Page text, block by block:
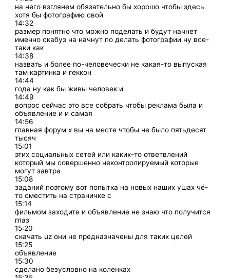
на него взглянем обязательно бы хорошо чтобы здесь
хотя бы фотографию свой
14:32
размер понятно что можно поделать и будут начнет
именно скабуз на начнут по делать фотографии ну все-
таки как
14:38
назвать и более по-человечески не какая-то выпуская
там картинка и геккон
14:44
года ну как бы живы человек и
14:49
вопрос сейчас это все собрать чтобы реклама была и
объявление и и самая
14:56
главная форум х вы на месте чтобы не было пятьдесят
тысяч
15:01
этих социальных сетей или каких-то ответвлений
который мы совершенно неконтролируемый которые
могут завтра
15:08
заданий поэтому вот попытка на новых наших ушах чё-
то сместить на страничке с
15:14
фильмом заходите и объявление не знаю что получится
глаз
15:20
скачать uz они не предназначены для таких целей
15:25
объявление
15:30
сделано безусловно на коленках